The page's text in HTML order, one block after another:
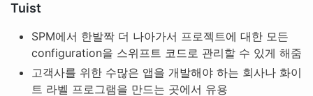
Tuist
SPM에서 한발짝 더 나아가서 프로젝트에 대한 모든
configuration을 스위프트 코드로 관리할 수 있게 해줌
고객사를 위한 수많은 앱을 개발해야 하는 회사나 화이
트 라벨 프로그램을 만드는 곳에서 유용